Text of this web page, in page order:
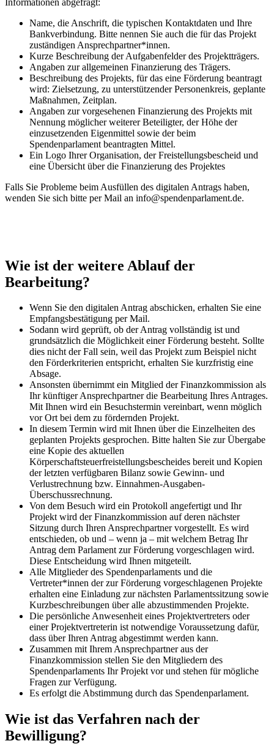
Name, die Anschrift, die typischen Kontaktdaten und Ihre
Bankverbindung. Bitte nennen Sie auch die für das Projekt
zuständigen Ansprechpartner*innen.
Kurze Beschreibung der Aufgabenfelder des Projektträgers.
Angaben zur allgemeinen Finanzierung des Trägers.
Beschreibung des Projekts, für das eine Förderung beantragt
wird: Zielsetzung, zu unterstützender Personenkreis, geplante
Maßnahmen, Zeitplan.
Angaben zur vorgesehenen Finanzierung des Projekts mit
Nennung möglicher weiterer Beteiligter, der Höhe der
einzusetzenden Eigenmittel sowie der beim
Spendenparlament beantragten Mittel.
Ein Logo Ihrer Organisation, der Freistellungsbescheid und
eine Übersicht über die Finanzierung des Projektes
Falls Sie Probleme beim Ausfüllen des digitalen Antrags haben,
wenden Sie sich bitte per Mail an info@spendenparlament.de.
Wie ist der weitere Ablauf der
Bearbeitung?
Wenn Sie den digitalen Antrag abschicken, erhalten Sie eine
Empfangsbestätigung per Mail.
Sodann wird geprüft, ob der Antrag vollständig ist und
grundsätzlich die Möglichkeit einer Förderung besteht. Sollte
dies nicht der Fall sein, weil das Projekt zum Beispiel nicht
den Förderkriterien entspricht, erhalten Sie kurzfristig eine
Absage.
Ansonsten übernimmt ein Mitglied der Finanzkommission als
Ihr künftiger Ansprechpartner die Bearbeitung Ihres Antrages.
Mit Ihnen wird ein Besuchstermin vereinbart, wenn möglich
vor Ort bei dem zu fördernden Projekt.
In diesem Termin wird mit Ihnen über die Einzelheiten des
geplanten Projekts gesprochen. Bitte halten Sie zur Übergabe
eine Kopie des aktuellen
Körperschaftsteuerfreistellungsbescheides bereit und Kopien
der letzten verfügbaren Bilanz sowie Gewinn- und
Verlustrechnung bzw. Einnahmen-Ausgaben-
Überschussrechnung.
Von dem Besuch wird ein Protokoll angefertigt und Ihr
Projekt wird der Finanzkommission auf deren nächster
Sitzung durch Ihren Ansprechpartner vorgestellt. Es wird
entschieden, ob und – wenn ja – mit welchem Betrag Ihr
Antrag dem Parlament zur Förderung vorgeschlagen wird.
Diese Entscheidung wird Ihnen mitgeteilt.
Alle Mitglieder des Spendenparlaments und die
Vertreter*innen der zur Förderung vorgeschlagenen Projekte
erhalten eine Einladung zur nächsten Parlamentssitzung sowie
Kurzbeschreibungen über alle abzustimmenden Projekte.
Die persönliche Anwesenheit eines Projektvertreters oder
einer Projektvertreterin ist notwendige Voraussetzung dafür,
dass über Ihren Antrag abgestimmt werden kann.
Zusammen mit Ihrem Ansprechpartner aus der
Finanzkommission stellen Sie den Mitgliedern des
Spendenparlaments Ihr Projekt vor und stehen für mögliche
Fragen zur Verfügung.
Es erfolgt die Abstimmung durch das Spendenparlament.
Wie ist das Verfahren nach der
Bewilligung?